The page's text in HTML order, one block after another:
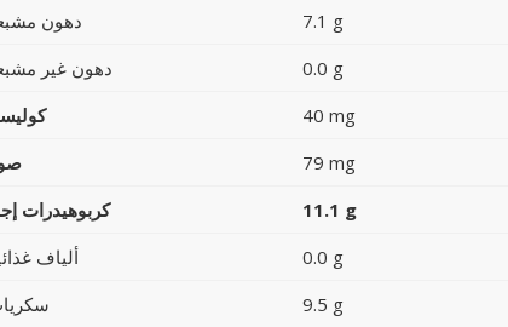
دهون
7.1 g
دهون غير
0.0 g
40 mg
79 mg
كربوهيدرات
11.1 g
ألياف
0.0 g
9.5 g